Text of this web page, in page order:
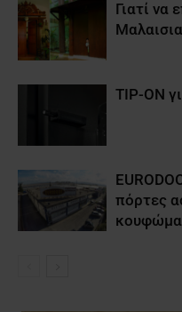
Γιατί να
TIP-ON
πόρτες